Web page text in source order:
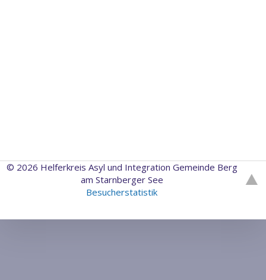
© 2026 Helferkreis Asyl und Integration Gemeinde Berg
am Starnberger See
Besucherstatistik